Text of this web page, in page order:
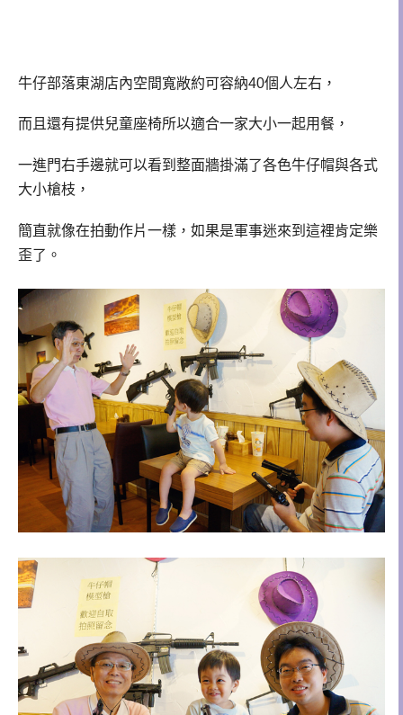
牛仔部落東湖店內空間寬敞約可容納40個人左右，
而且還有提供兒童座椅所以適合一家大小一起用餐，
一進門右手邊就可以看到整面牆掛滿了各色牛仔帽與各式
大小槍枝，
簡直就像在拍動作片一樣，如果是軍事迷來到這裡肯定樂
歪了。